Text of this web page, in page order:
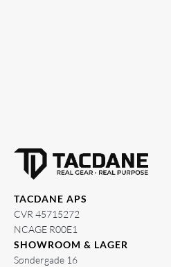
TACDANE APS
CVR 45715272
NCAGE R00E1
SHOWROOM & LAGER
Søndergade 16